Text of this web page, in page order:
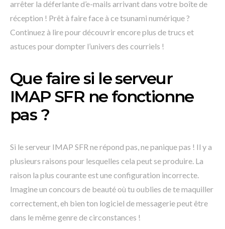
arrêter la déferlante d’e-mails arrivant dans votre boîte de
réception ! Prêt à faire face à ce tsunami numérique ?
Continuez à lire pour découvrir encore plus de trucs et
astuces pour dompter l’univers des courriels !
Que faire si le serveur
IMAP SFR ne fonctionne
pas ?
Si le serveur IMAP SFR ne répond pas, ne panique pas ! Il y a
plusieurs raisons pour lesquelles cela peut se produire. La
raison la plus courante est une configuration incorrecte.
Imagine un concours de beauté où tu oublies de te maquiller
correctement, eh bien ton logiciel de messagerie peut être
dans le même genre de circonstances !